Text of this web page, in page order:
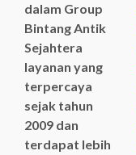
dalam Group
Bintang Antik
Sejahtera
layanan yang
terpercaya
sejak tahun
2009 dan
terdapat lebih